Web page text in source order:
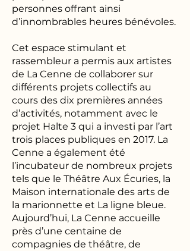
personnes offrant ainsi
d’innombrables heures bénévoles.
Cet espace stimulant et
rassembleur a permis aux artistes
de La Cenne de collaborer sur
différents projets collectifs au
cours des dix premières années
d’activités, notamment avec le
projet Halte 3 qui a investi par l’art
trois places publiques en 2017. La
Cenne a également été
l’incubateur de nombreux projets
tels que le Théâtre Aux Écuries, la
Maison internationale des arts de
la marionnette et La ligne bleue.
Aujourd’hui, La Cenne accueille
près d’une centaine de
compagnies de théâtre, de